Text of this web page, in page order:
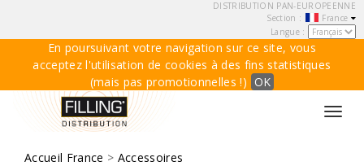
DISTRIBUTION PAN-EUROPEENNE
Section :
France
Langue :
En poursuivant votre navigation sur ce site, vous
acceptez l'utilisation de cookies à des fins statistiques
(mais pas promotionnelles !) OK
Accueil France > Accessoires